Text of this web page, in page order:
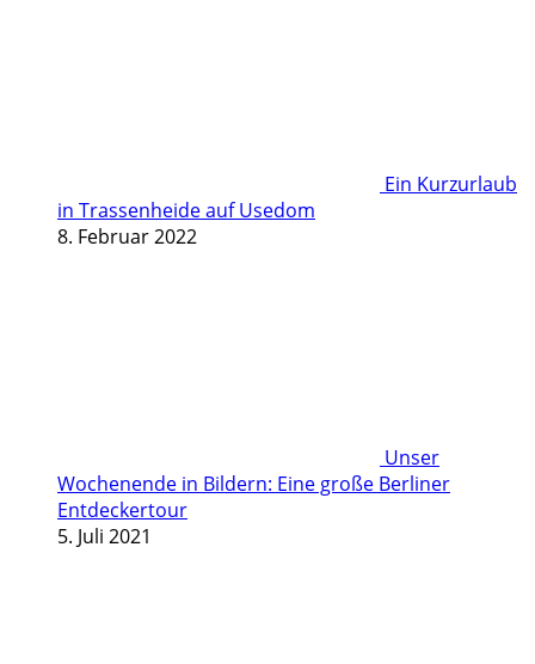
Ein Kurzurlaub
in Trassenheide auf Usedom
8. Februar 2022
Unser
Wochenende in Bildern: Eine große Berliner
Entdeckertour
5. Juli 2021